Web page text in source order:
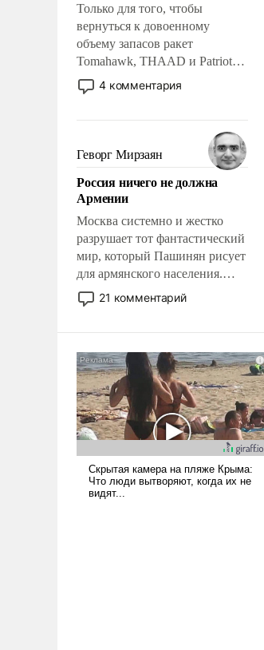
Только для того, чтобы
вернуться к довоенному
объему запасов ракет
Tomahawk, THAAD и Patriot
США потребуется более трех
лет. Даже небольшая война с
Сложившаяся ситуация
означает многолетний период
уязвимости США, например,
перед Китаем.
4 комментария
Геворг Мирзаян
Россия ничего не должна
Армении
Москва системно и жестко
разрушает тот фантастический
мир, который Пашинян рисует
для армянского населения.
Мир, где политические
прожекты будут безусловно
налогоплательщиков и где
Еревану за свои поступки не
нужно отвечать.
21 комментарий